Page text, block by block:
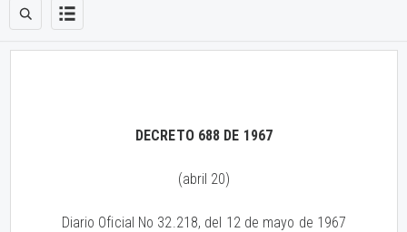
DECRETO 688 DE 1967
(abril 20)
Diario Oficial No 32.218, del 12 de mayo de 1967